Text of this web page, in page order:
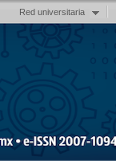
Red universitaria